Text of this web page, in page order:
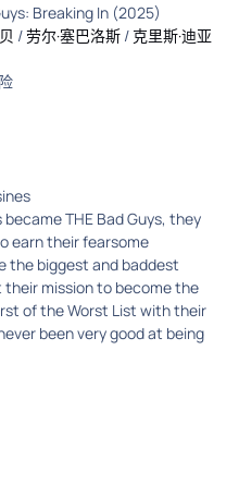
Breaking In (2025)
/劳尔·塞巴洛斯 / 克里斯·迪亚
THE Bad Guys, they
earn their fearsome
the biggest and baddest
their mission to become the
of the Worst List with their
been very good at being